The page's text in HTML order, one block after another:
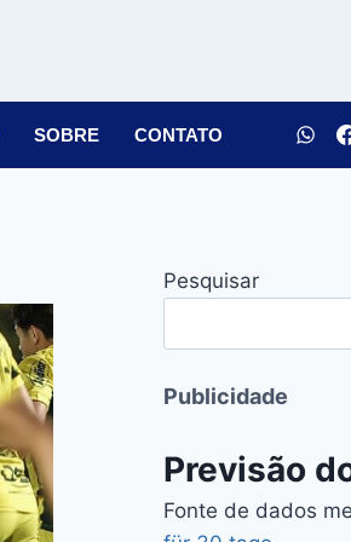
SOBRE CONTATO
Pesquisar
Publicidade
Previsão
Fonte de dados